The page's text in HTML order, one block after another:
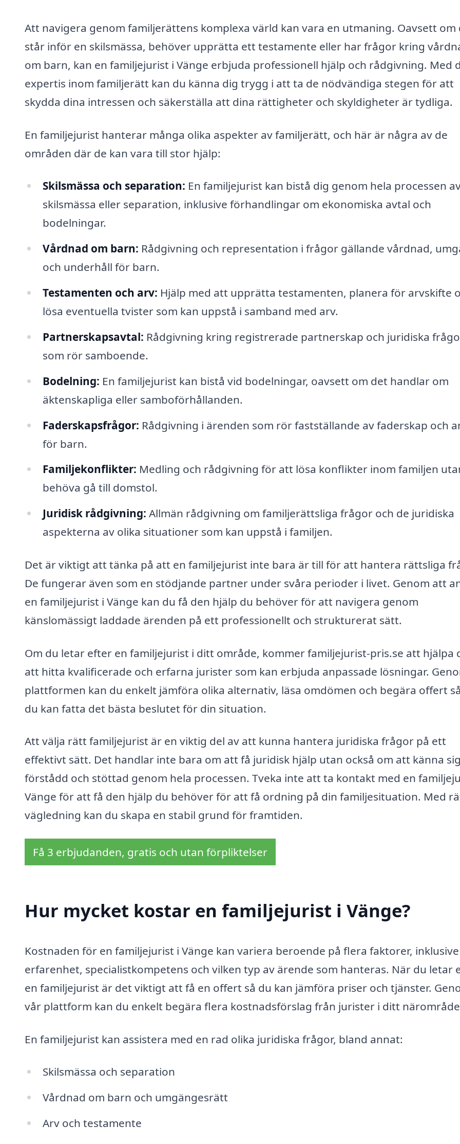
Att navigera genom familjerättens komplexa värld kan vara en utmaning. Oavsett om
står inför en skilsmässa, behöver upprätta ett testamente eller har frågor kring
om barn, kan en familjejurist i Vänge erbjuda professionell hjälp och rådgivning. Med
expertis inom familjerätt kan du känna dig trygg i att ta de nödvändiga stegen för att
skydda dina intressen och säkerställa att dina rättigheter och skyldigheter är tydliga.
En familjejurist hanterar många olika aspekter av familjerätt, och här är några av de
områden där de kan vara till stor hjälp:
Skilsmässa och separation: En familjejurist kan bistå dig genom hela processen
skilsmässa eller separation, inklusive förhandlingar om ekonomiska avtal och
bodelningar.
Vårdnad om barn: Rådgivning och representation i frågor gällande vårdnad,
och underhåll för barn.
Testamenten och arv: Hjälp med att upprätta testamenten, planera för arvskifte
lösa eventuella tvister som kan uppstå i samband med arv.
Partnerskapsavtal: Rådgivning kring registrerade partnerskap och juridiska
som rör samboende.
Bodelning: En familjejurist kan bistå vid bodelningar, oavsett om det handlar om
äktenskapliga eller samboförhållanden.
Faderskapsfrågor: Rådgivning i ärenden som rör fastställande av faderskap och
för barn.
Familjekonflikter: Medling och rådgivning för att lösa konflikter inom familjen
behöva gå till domstol.
Juridisk rådgivning: Allmän rådgivning om familjerättsliga frågor och de juridiska
aspekterna av olika situationer som kan uppstå i familjen.
Det är viktigt att tänka på att en familjejurist inte bara är till för att hantera rättsliga
De fungerar även som en stödjande partner under svåra perioder i livet. Genom att
en familjejurist i Vänge kan du få den hjälp du behöver för att navigera genom
känslomässigt laddade ärenden på ett professionellt och strukturerat sätt.
Om du letar efter en familjejurist i ditt område, kommer familjejurist-pris.se att hjälpa
att hitta kvalificerade och erfarna jurister som kan erbjuda anpassade lösningar.
plattformen kan du enkelt jämföra olika alternativ, läsa omdömen och begära offert
du kan fatta det bästa beslutet för din situation.
Att välja rätt familjejurist är en viktig del av att kunna hantera juridiska frågor på ett
effektivt sätt. Det handlar inte bara om att få juridisk hjälp utan också om att känna sig
förstådd och stöttad genom hela processen. Tveka inte att ta kontakt med en
Vänge för att få den hjälp du behöver för att få ordning på din familjesituation. Med
vägledning kan du skapa en stabil grund för framtiden.
Få 3 erbjudanden, gratis och utan förpliktelser
Hur mycket kostar en familjejurist i Vänge?
Kostnaden för en familjejurist i Vänge kan variera beroende på flera faktorer, inklusive
erfarenhet, specialistkompetens och vilken typ av ärende som hanteras. När du letar
en familjejurist är det viktigt att få en offert så du kan jämföra priser och tjänster.
vår plattform kan du enkelt begära flera kostnadsförslag från jurister i ditt
En familjejurist kan assistera med en rad olika juridiska frågor, bland annat:
Skilsmässa och separation
Vårdnad om barn och umgängesrätt
Arv och testamente